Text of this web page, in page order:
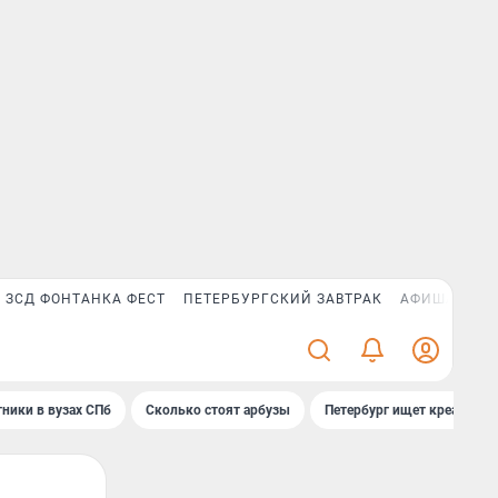
ЗСД ФОНТАНКА ФЕСТ ПЕТЕРБУРГСКИЙ ЗАВТРАК АФИША PLUS
в вузах СПб Сколько стоят арбузы Петербург ищет креатив